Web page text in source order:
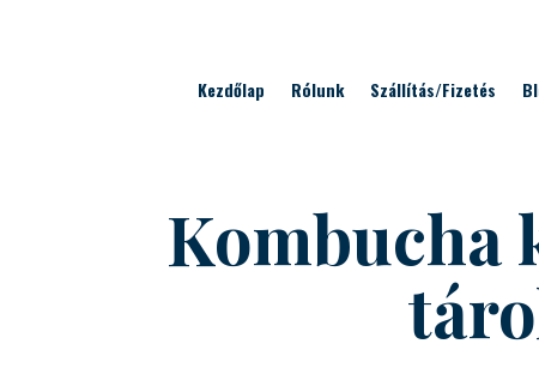
Kezdőlap Rólunk Szállítás/Fizetés
Kombucha